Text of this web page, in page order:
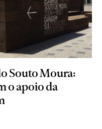
Souto Moura:
o apoio da